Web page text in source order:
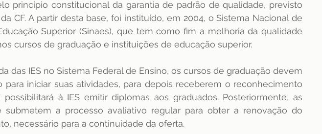
ENAMED avaliação Avaliação
princípio constitucional da garantia de padrão de qualidade, previsto
da CF. A partir desta base, foi instituído, em 2004, o Sistema Nacional de
Superior (Sinaes), que tem como fim a melhoria da qualidade
cursos de graduação e instituições de educação superior.
das IES no Sistema Federal de Ensino, os cursos de graduação devem
para iniciar suas atividades, para depois receberem o reconhecimento
à IES emitir diplomas aos graduados. Posteriormente, as
submetem a processo avaliativo regular para obter a renovação do
necessário para a continuidade da oferta.